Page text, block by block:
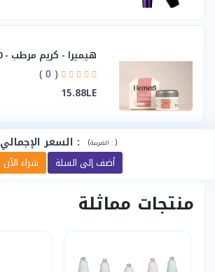
هيميرا - كريم مرطب - 50جم
( 0 )
15.88LE
السعر الإجمالي : ( الضريبة :)
شراء الآن أضف إلى السلة
منتجات مماثلة